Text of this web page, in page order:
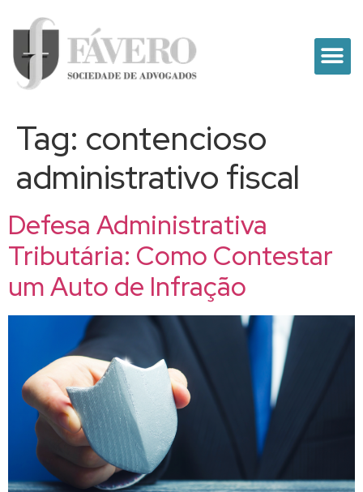
Tag: contencioso
administrativo fiscal
Defesa Administrativa
Tributária: Como Contestar
um Auto de Infração